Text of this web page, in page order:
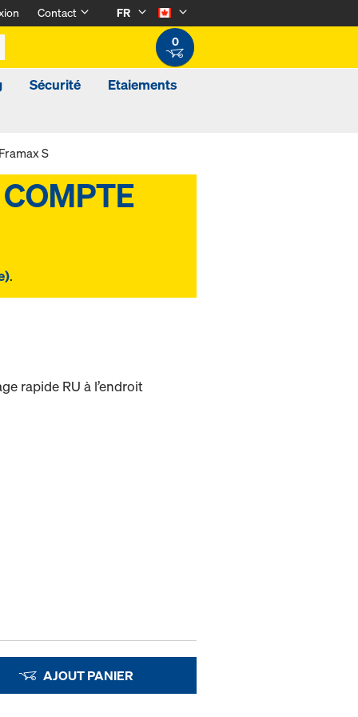
Contact
FR
0
Sécurité
Etaiements
S
.
rapide RU à l’endroit
AJOUT PANIER